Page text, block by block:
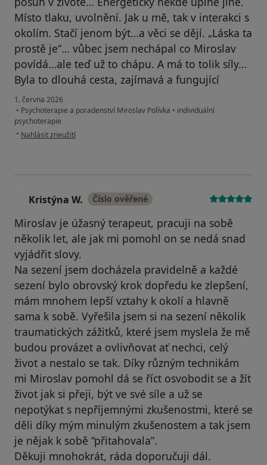
Místo tlaku, uvolnění. Jak u mě, tak v interakci s
okolím. Stačí jenom být…a věci se dějí. „Láska ta
prostě je“… vůbec jsem nechápal co Miroslav
povídá…ale teď už to chápu. A má to tolik síly…
Byla to dlouhá cesta, zajímavá a fungující
1. června 2026
• Psychoterapie a poradenství Miroslav Polívka • individuální
psychoterapie
• podle názoru uživatele JB
Nahlásit zneužití
Kristýna W. Číslo ověřené
Miroslav je úžasný terapeut, pracuji na sobě
několik let, ale jak mi pomohl on se nedá snad
vyjádřit slovy.
Na sezení jsem docházela pravidelně a každé
sezení bylo obrovský krok dopředu ke zlepšení,
mám mnohem lepší vztahy k okolí a hlavně
sama k sobě. Vyřešila jsem si na sezení několik
traumatických zážitků, které jsem myslela že mě
budou provázet a ovlivňovat ať nechci, celý
život a nestalo se tak. Díky různým technikám
mi Miroslav pomohl dá se říct osvobodit se a žít
život jak si přeji, být ve své síle a už se
nepotýkat s nepříjemnými zkušenostmi, které se
děli díky mým minulým zkušenostem a tak jsem
je nějak k sobě “přitahovala”.
Děkuji mnohokrát, ráda doporučuji dál.